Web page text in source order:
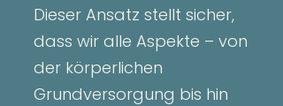
Dieser Ansatz stellt sicher,
dass wir alle Aspekte – von
der körperlichen
Grundversorgung bis hin